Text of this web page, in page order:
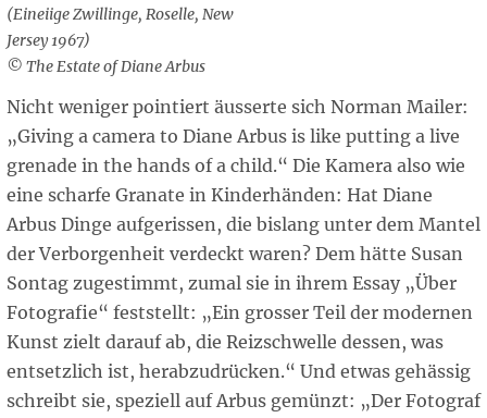
(Eineiige Zwillinge, Roselle, New
Jersey 1967)
© The Estate of Diane Arbus
Nicht weniger pointiert äusserte sich Norman Mailer:
„Giving a camera to Diane Arbus is like putting a live
grenade in the hands of a child.“ Die Kamera also wie
eine scharfe Granate in Kinderhänden: Hat Diane
Arbus Dinge aufgerissen, die bislang unter dem Mantel
der Verborgenheit verdeckt waren? Dem hätte Susan
Sontag zugestimmt, zumal sie in ihrem Essay „Über
Fotografie“ feststellt: „Ein grosser Teil der modernen
Kunst zielt darauf ab, die Reizschwelle dessen, was
entsetzlich ist, herabzudrücken.“ Und etwas gehässig
schreibt sie, speziell auf Arbus gemünzt: „Der Fotograf